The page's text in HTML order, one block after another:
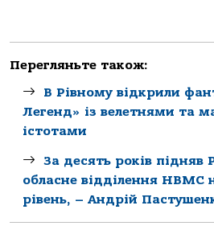
Перегляньте також:
В Рівному відкрили
Легенд» із велетнями та
істотами
За десять років підняв
обласне відділення НВМС
рівень, – Андрій